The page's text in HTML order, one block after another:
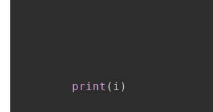
print ( i )